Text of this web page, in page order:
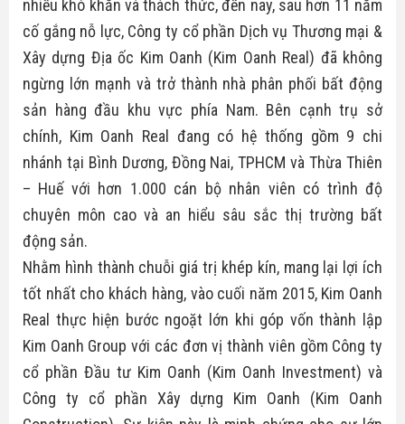
nhiều khó khăn và thách thức, đến nay, sau hơn 11 năm
cố gắng nỗ lực, Công ty cổ phần Dịch vụ Thương mại &
Xây dựng Địa ốc Kim Oanh (Kim Oanh Real) đã không
ngừng lớn mạnh và trở thành nhà phân phối bất động
sản hàng đầu khu vực phía Nam. Bên cạnh trụ sở
chính, Kim Oanh Real đang có hệ thống gồm 9 chi
nhánh tại Bình Dương, Đồng Nai, TPHCM và Thừa Thiên
– Huế với hơn 1.000 cán bộ nhân viên có trình độ
chuyên môn cao và an hiểu sâu sắc thị trường bất
động sản.
Nhằm hình thành chuỗi giá trị khép kín, mang lại lợi ích
tốt nhất cho khách hàng, vào cuối năm 2015, Kim Oanh
Real thực hiện bước ngoặt lớn khi góp vốn thành lập
Kim Oanh Group với các đơn vị thành viên gồm Công ty
cổ phần Đầu tư Kim Oanh (Kim Oanh Investment) và
Công ty cổ phần Xây dựng Kim Oanh (Kim Oanh